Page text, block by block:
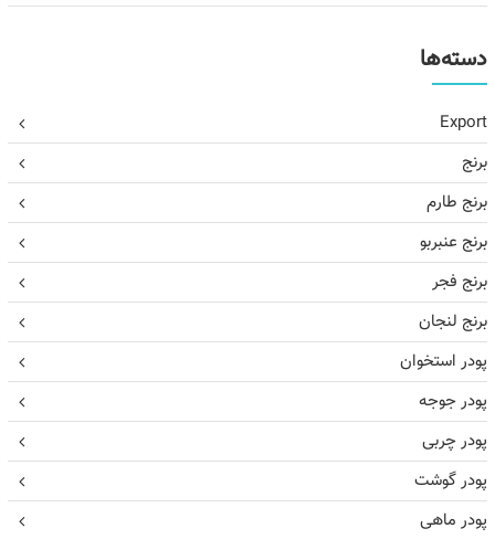
دسته‌ها
Export
برنج
برنج طارم
برنج عنبربو
برنج فجر
برنج لنجان
پودر استخوان
پودر جوجه
پودر چربی
پودر گوشت
پودر ماهی